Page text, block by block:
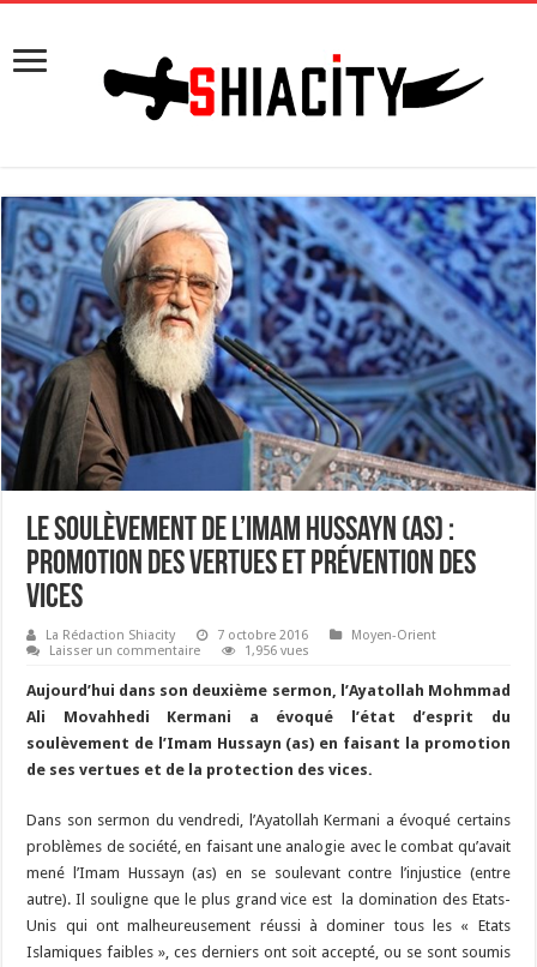
Le soulèvement de l’Imam Hussayn (as) :
Promotion des vertues et prévention des
vices
La Rédaction Shiacity 7 octobre 2016
Moyen-Orient
Laisser un commentaire
1,956 vues
Aujourd’hui dans son deuxième sermon, l’Ayatollah Mohmmad
Ali Movahhedi Kermani a évoqué l’état d’esprit du
soulèvement de l’Imam Hussayn (as) en faisant la promotion
de ses vertues et de la protection des vices.
Dans son sermon du vendredi, l’Ayatollah Kermani a évoqué certains
problèmes de société, en faisant une analogie avec le combat qu’avait
mené l’Imam Hussayn (as) en se soulevant contre l’injustice (entre
autre). Il souligne que le plus grand vice est la domination des Etats-
Unis qui ont malheureusement réussi à dominer tous les « Etats
Islamiques faibles », ces derniers ont soit accepté, ou se sont soumis